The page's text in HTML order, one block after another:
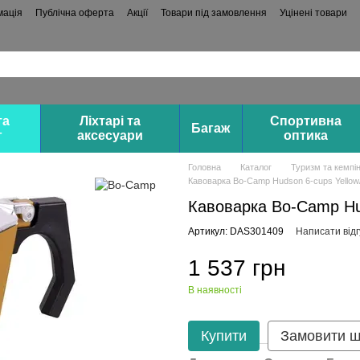
Публічна оферта Акції Товари під замовлення
Уцінені товари
Ліхтарі та
аксесуари
Багаж
Спортивна
оптика
Головна Каталог
Туризм та
Кавоварка Bo-Camp Hudson 6-cups
Кавоварка Bo-Camp
Артикул: DAS301409 Написати
1 537 грн
В наявності
Купити Замовити